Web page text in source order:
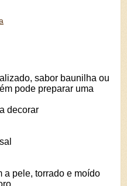
sabor baunilha ou
pode preparar uma
decorar
a pele, torrado e moído